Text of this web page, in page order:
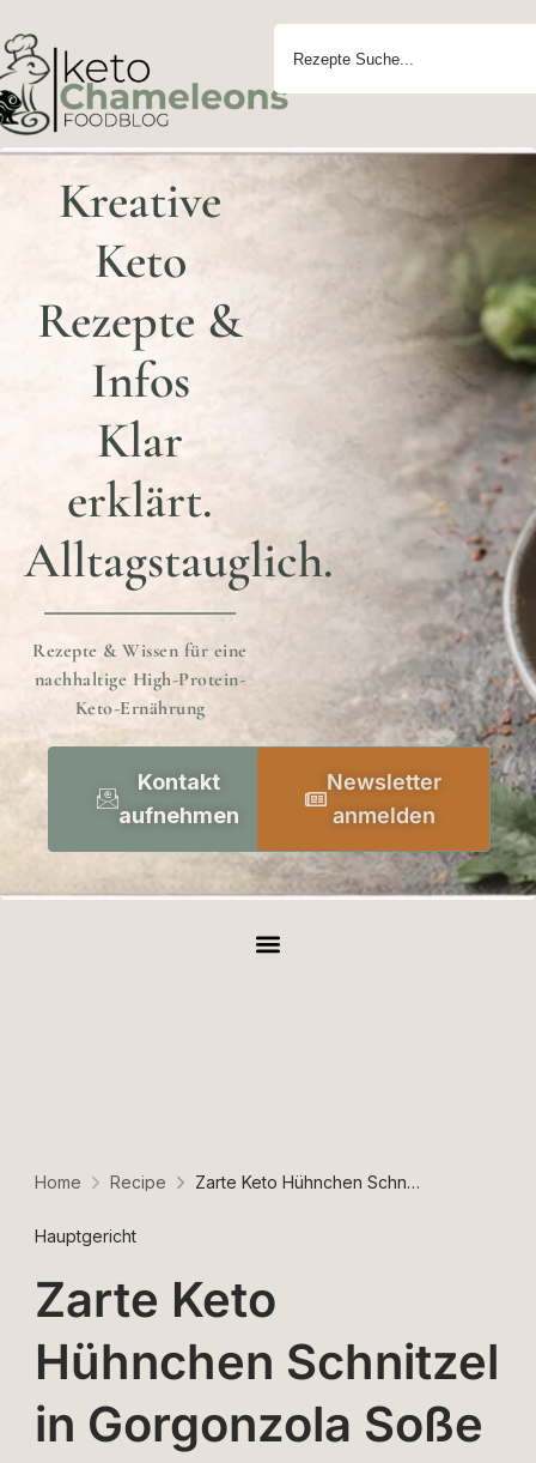
Kreative
Keto
Rezepte &
Infos
Klar
erklärt.
Alltagstauglich.
Rezepte & Wissen für eine
nachhaltige High-Protein-
Keto-Ernährung
Kontakt
aufnehmen
Newsletter
anmelden
Home Recipe Zarte Keto Hühnchen Schnitzel in Gorgonzola Soße
Hauptgericht
Zarte Keto
Hühnchen Schnitzel
in Gorgonzola Soße